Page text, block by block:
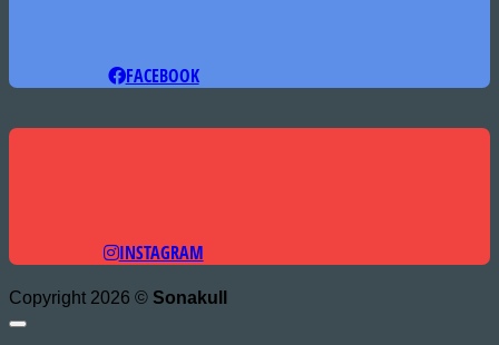
FACEBOOK
INSTAGRAM
Copyright 2026 © Sonakull